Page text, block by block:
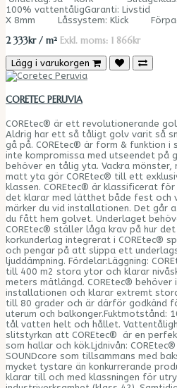
100% vattentåligGaranti:
X 8mm Låssystem: Klick
2 333kr / m² Exkl. moms: 1 866kr
Lägg i varukorgen
CORETEC PERUVIA
COREtec® är ett revolutionerande
Aldrig har ett så tåligt golv varit så
gå på. COREtec® är form & funktion i
inte kompromissa med utseendet
behöver en tålig yta. Vackra
matt yta gör COREtec® till ett
klassen. COREtec® är klassificerat
det klarar med lätthet både fest och
märker du vid installationen. Det går
du fått hem golvet. Underlaget
COREtec® ställer låga krav på hur
korkunderlag integrerat i COREtec®
och pengar på att slippa ett
ljuddämpning. Fördelar:Läggning:
till 400 m2 stora ytor och klarar
meters mätlängd. COREtec® behöver
installationen och klarar extremt
till 80 grader och är därför godkänd
uterum och balkonger.Fuktmotstånd:
tål vatten helt och hållet.
slitstyrkan att COREtec® är en
som hallar och kök.Ljdnivån:
SOUNDcore som tillsammans med
mycket tystare än konkurrerande
klarar till och med klassningen för